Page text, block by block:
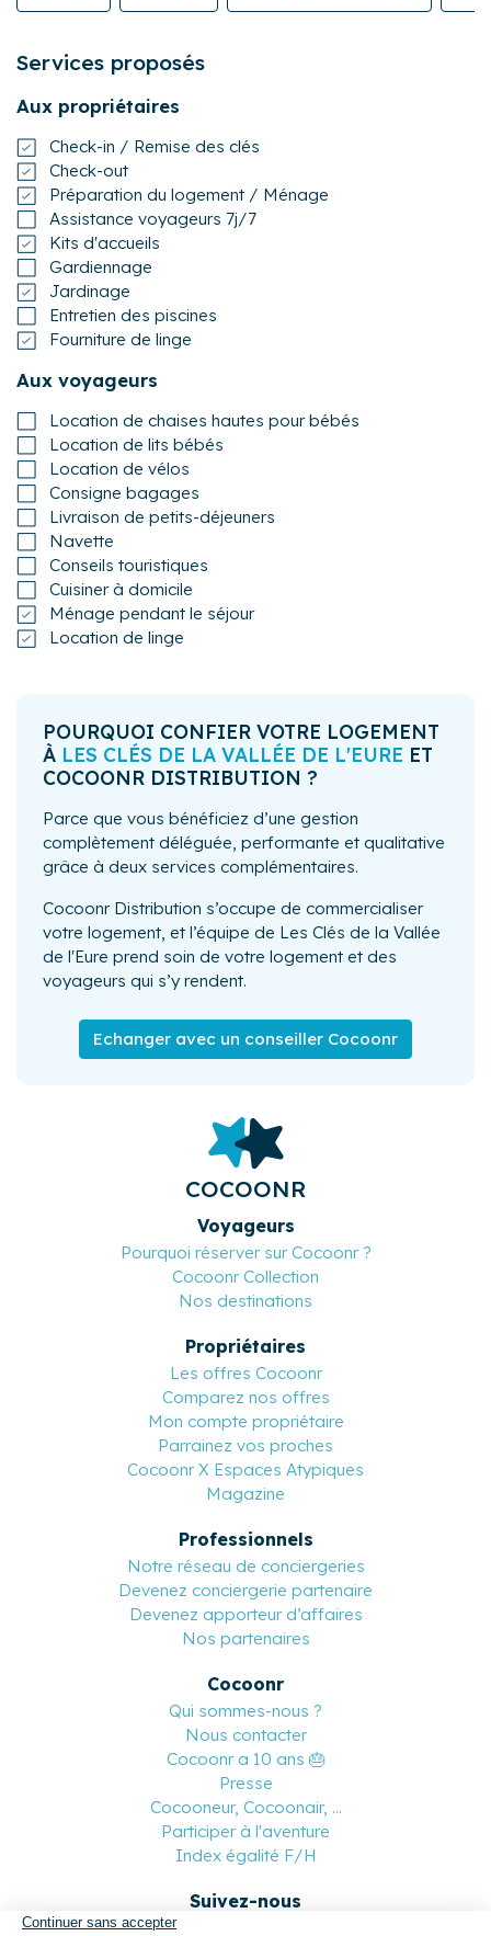
Services proposés
Aux propriétaires
Check-in / Remise des clés
Check-out
Préparation du logement / Ménage
Assistance voyageurs 7j/7
Kits d'accueils
Gardiennage
Jardinage
Entretien des piscines
Fourniture de linge
Aux voyageurs
Location de chaises hautes pour bébés
Location de lits bébés
Location de vélos
Consigne bagages
Livraison de petits-déjeuners
Navette
Conseils touristiques
Cuisiner à domicile
Ménage pendant le séjour
Location de linge
POURQUOI CONFIER VOTRE LOGEMENT
À LES CLÉS DE LA VALLÉE DE L'EURE ET
COCOONR DISTRIBUTION ?
Parce que vous bénéficiez d’une gestion
complètement déléguée, performante et qualitative
grâce à deux services complémentaires.
Cocoonr Distribution s’occupe de commercialiser
votre logement, et l’équipe de Les Clés de la Vallée
de l'Eure prend soin de votre logement et des
voyageurs qui s’y rendent.
Echanger avec un conseiller Cocoonr
COCOONR
Voyageurs
Pourquoi réserver sur Cocoonr ?
Cocoonr Collection
Nos destinations
Propriétaires
Les offres Cocoonr
Comparez nos offres
Mon compte propriétaire
Parrainez vos proches
Cocoonr X Espaces Atypiques
Magazine
Professionnels
Notre réseau de conciergeries
Devenez conciergerie partenaire
Devenez apporteur d’affaires
Nos partenaires
Cocoonr
Qui sommes-nous ?
Nous contacter
Cocoonr a 10 ans 🎂
Presse
Cocooneur, Cocoonair, ...
Participer à l'aventure
Index égalité F/H
Suivez-nous